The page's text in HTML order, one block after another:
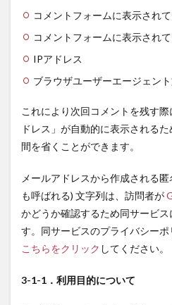
コメントフォームに表示され
コメントフォームに表示され
IPアドレス
ブラウザユーザーエージェン
これにより次回コメントを残す
ドレス」が自動的に表示される
間を省くことができます。
メールアドレスから作成される
も呼ばれる) 文字列は、訪問者が
かどうか確認するため同サービ
す。同サービスのプライバシーポ
こちらをクリック してください。
3-1-1．利用目的について